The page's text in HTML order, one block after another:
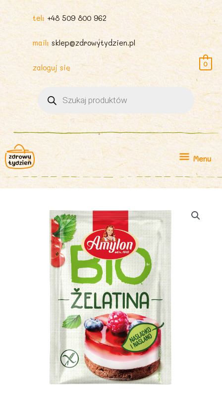
tel: +48 509 800 962
mail: sklep@zdrowytydzien.pl
zaloguj się
produktów
0
Menu
Menu